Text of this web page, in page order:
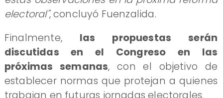
electoral", concluyó Fuenzalida.
Finalmente, las propuestas serán
discutidas en el Congreso en las
próximas semanas, con el objetivo de
establecer normas que protejan a quienes